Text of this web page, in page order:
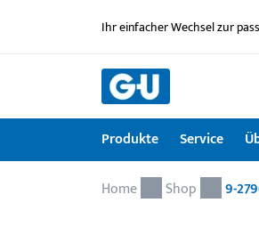
Ihr einfacher Wechsel zur
Produkte
Produkte
Service
Service
Über Uns
Referenzen
Karriere
Kontakt
Drehkipp-Systemcheck
Home Shop 9-